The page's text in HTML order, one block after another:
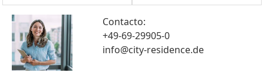
Contacto:
+49-69-29905-0
info@city-residence.de